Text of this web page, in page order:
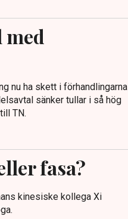
nu ha skett i förhandlingarna
sänker tullar i så hög
TN.
fasa?
kinesiske kollega Xi